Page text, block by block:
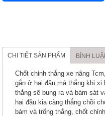
CHI TIẾT SẢN PHẨM BÌNH
Chốt chỉnh thắng xe nâng
gắn ở hai đầu má thắng khi xi
thắng sẽ bung ra và bám sát
hai đầu kia càng thắng chồi
bám và trống thắng, chốt